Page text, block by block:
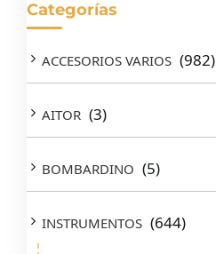
Categorías
ACCESORIOS VARIOS (982)
AITOR (3)
BOMBARDINO (5)
INSTRUMENTOS (644)